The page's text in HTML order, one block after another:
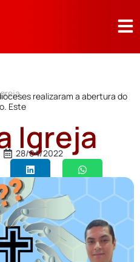
realizaram a abertura do
Este
Igreja
28/04/2022